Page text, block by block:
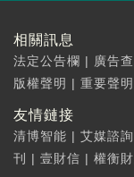
相關訊息
法定公告欄 | 廣告
版權聲明 | 重要聲明
友情鏈接
清博智能 | 艾媒諮詢
刊
| 壹財信 | 權衡